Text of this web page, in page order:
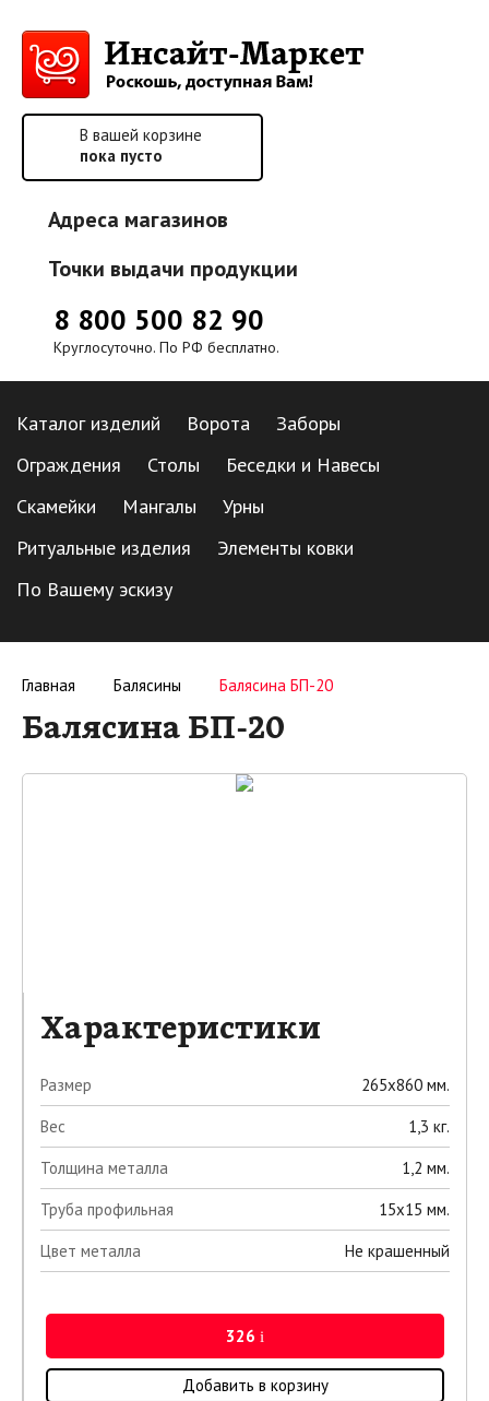
В вашей корзине
пока пусто
Адреса магазинов
Точки выдачи продукции
8 800 500 82 90
Круглосуточно. По РФ бесплатно.
Каталог изделий Ворота
Заборы
Ограждения
Столы
Беседки и Навесы
Скамейки
Мангалы
Урны
Ритуальные изделия
Элементы ковки
По Вашему эскизу
Главная Балясины Балясина БП-20
Балясина БП-20
Характеристики
Размер
265х860 мм.
Вес
1,3 кг.
Толщина металла
1,2 мм.
Труба профильная
15х15 мм.
Цвет металла
Не крашенный
326 i
Добавить в корзину